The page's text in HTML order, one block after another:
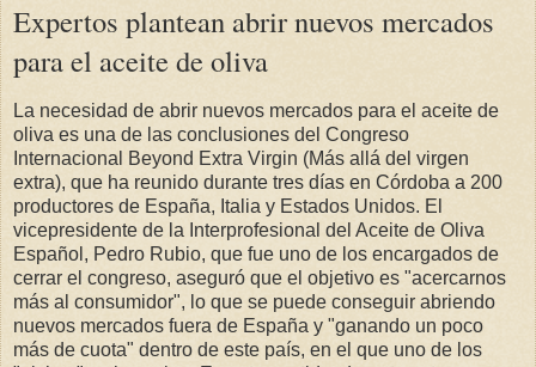
Expertos plantean abrir nuevos mercados
para el aceite de oliva
La necesidad de abrir nuevos mercados para el aceite de
oliva es una de las conclusiones del Congreso
Internacional Beyond Extra Virgin (Más allá del virgen
extra), que ha reunido durante tres días en Córdoba a 200
productores de España, Italia y Estados Unidos. El
vicepresidente de la Interprofesional del Aceite de Oliva
Español, Pedro Rubio, que fue uno de los encargados de
cerrar el congreso, aseguró que el objetivo es "acercarnos
más al consumidor", lo que se puede conseguir abriendo
nuevos mercados fuera de España y "ganando un poco
más de cuota" dentro de este país, en el que uno de los